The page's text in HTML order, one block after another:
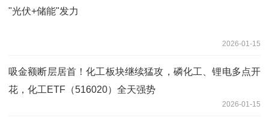
"光伏+储能"发力
2026-01-15
吸金额断层居首！化工板块继续猛攻，磷化工、锂电多点开
花，化工ETF（516020）全天强势
2026-01-15